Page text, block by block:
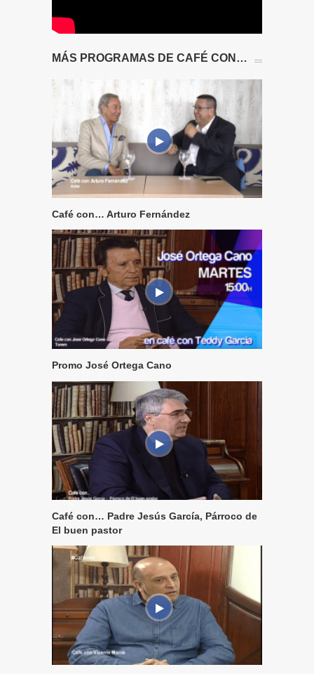
MÁS PROGRAMAS DE CAFÉ CON…
Café con… Arturo Fernández
Promo José Ortega Cano
Café con… Padre Jesús García, Párroco de
El buen pastor